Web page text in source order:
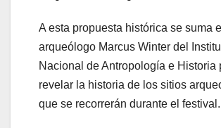
A esta propuesta histórica se suma el
arqueólogo Marcus Winter del
Nacional de Antropología e Historia
revelar la historia de los sitios
que se recorrerán durante el festival.